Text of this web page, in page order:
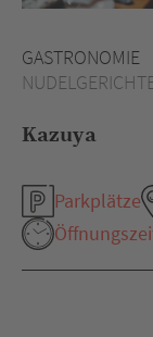
GASTRONOMIE
Kazuya
Parkplätze